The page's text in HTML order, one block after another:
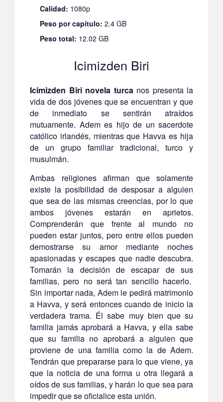
Calidad: 1080p
Peso por capítulo: 2.4 GB
Peso total: 12.02 GB
Icimizden Biri
Icimizden Biri novela turca nos presenta la
vida de dos jóvenes que se encuentran y que
de inmediato se sentirán atraídos
mutuamente. Adem es hijo de un sacerdote
católico irlandés, mientras que Havva es hija
de un grupo familiar tradicional, turco y
musulmán.
Ambas religiones afirman que solamente
existe la posibilidad de desposar a alguien
que sea de las mismas creencias, por lo que
ambos jóvenes estarán en aprietos.
Comprenderán que frente al mundo no
pueden estar juntos, pero entre ellos pueden
demostrarse su amor mediante noches
apasionadas y escapes que nadie descubra.
Tomarán la decisión de escapar de sus
familias, pero no será tan sencillo hacerlo.
Sin importar nada, Adem le pedirá matrimonio
a Havva, y será entonces cuando de inicio la
verdadera trama. Él sabe muy bien que su
familia jamás aprobará a Havva, y ella sabe
que su familia no aprobará a alguien que
proviene de una familia como la de Adem.
Tendrán que prepararse para lo que viene, ya
que la noticia de una forma u otra llegará a
oídos de sus familias, y harán lo que sea para
impedir que se oficialice esta unión.